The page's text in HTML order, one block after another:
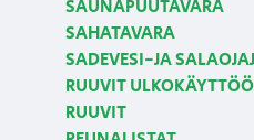
SAUNAPUUTAVARA
SAHATAVARA
SADEVESI-JA
RUUVIT
RUUVIT